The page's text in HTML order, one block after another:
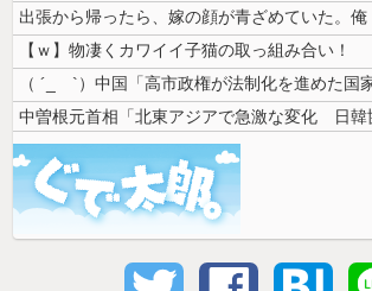
【ｗ】物凄くカワイイ子猫の取っ組み合い！
中曽根元首相「北東アジアで急激な変化 日韓